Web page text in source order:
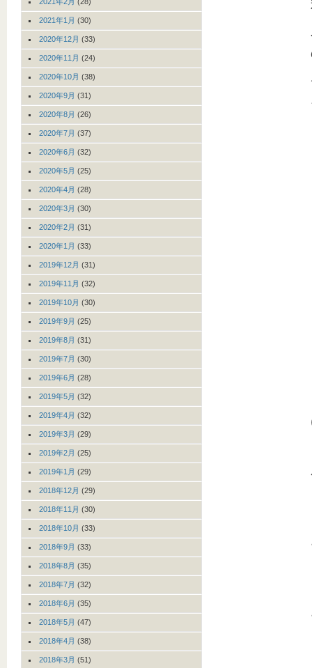
2021年1月 (30)
2020年12月 (33)
2020年11月 (24)
2020年10月 (38)
2020年9月 (31)
2020年8月 (26)
2020年7月 (37)
2020年6月 (32)
2020年5月 (25)
2020年4月 (28)
2020年3月 (30)
2020年2月 (31)
2020年1月 (33)
2019年12月 (31)
2019年11月 (32)
2019年10月 (30)
2019年9月 (25)
2019年8月 (31)
2019年7月 (30)
2019年6月 (28)
2019年5月 (32)
2019年4月 (32)
2019年3月 (29)
2019年2月 (25)
2019年1月 (29)
2018年12月 (29)
2018年11月 (30)
2018年10月 (33)
2018年9月 (33)
2018年8月 (35)
2018年7月 (32)
2018年6月 (35)
2018年5月 (47)
2018年4月 (38)
2018年3月 (51)